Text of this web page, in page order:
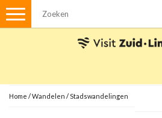
Menu
Met de auto
Home /Wandelen /Stadswandelingen